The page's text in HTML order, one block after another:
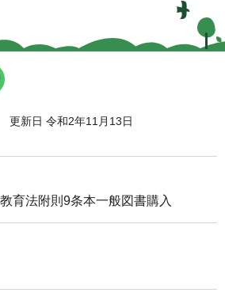
更新日 令和2年11月13日
育法附則9条本一般図書購入